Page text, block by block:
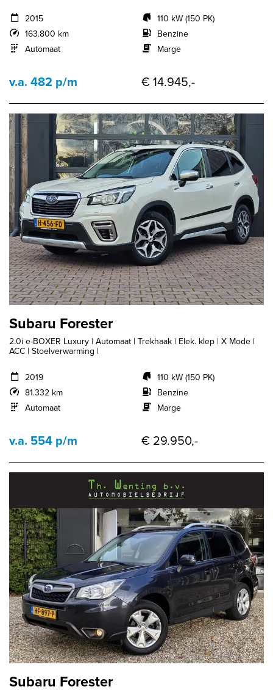
2015
163.800 km
Automaat
110 kW (150 PK)
Benzine
Marge
v.a. 482 p/m € 14.945,-
Subaru Forester
2.0i e-BOXER Luxury | Automaat | Trekhaak | Elek. klep | X Mode |
ACC | Stoelverwarming |
2019
81.332 km
Automaat
110 kW (150 PK)
Benzine
Marge
v.a. 554 p/m € 29.950,-
Subaru Forester